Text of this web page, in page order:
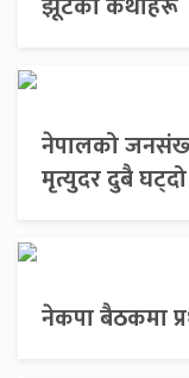
नेपालको
मृत्युदर दुबै
नेकपा बैठकमा